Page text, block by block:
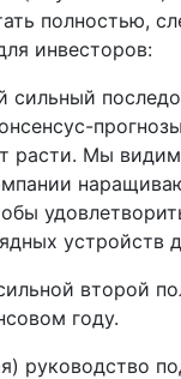
полностью,
инвесторов:
Мы
устройств
второй
году.
руководство